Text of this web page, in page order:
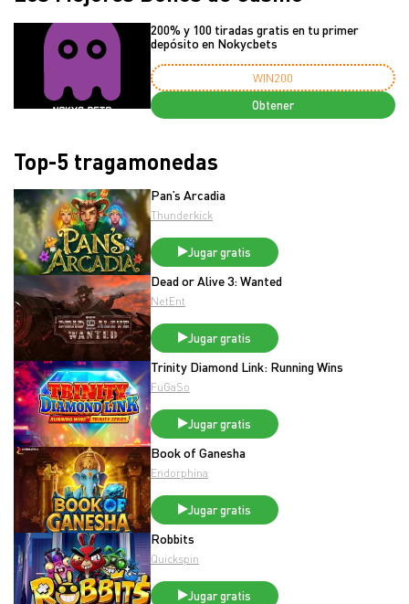
200% y 100 tiradas gratis en tu primer
depósito en Nokycbets
WIN200
Obtener
Top-5 tragamonedas
Pan’s Arcadia
Thunderkick
Jugar gratis
Dead or Alive 3: Wanted
NetEnt
Jugar gratis
Trinity Diamond Link: Running Wins
FuGaSo
Jugar gratis
Book of Ganesha
Endorphina
Jugar gratis
Robbits
Quickspin
Jugar gratis